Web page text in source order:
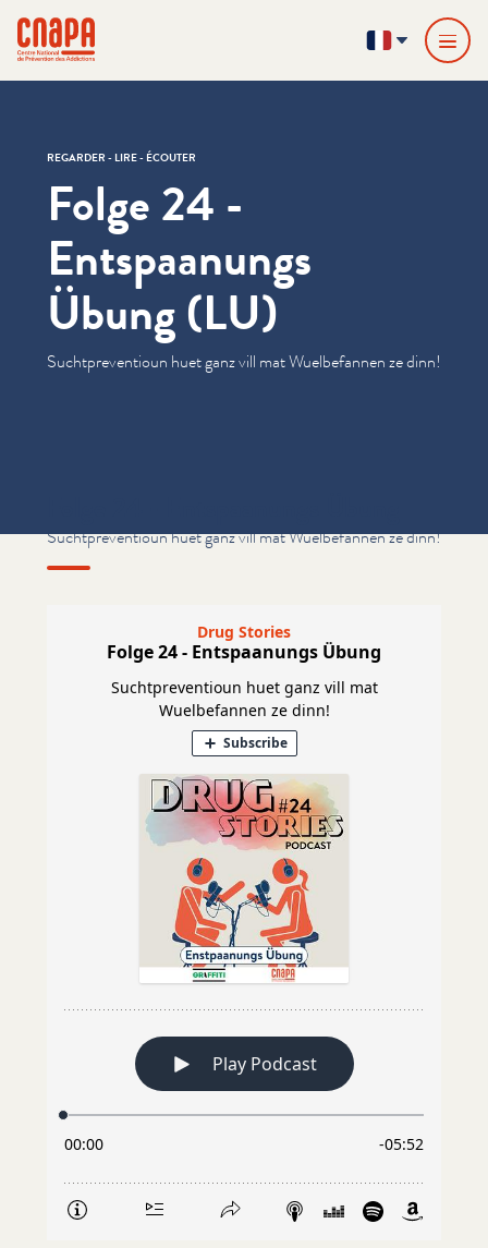
cnapa
FR
REGARDER - LIRE - ÉCOUTER
Folge 24 -
Entspaanungs
Übung (LU)
Sucht­pre­ven­tioun huet ganz vill mat Wuel­be­fan­nen ze dinn!
Suchtpreventioun huet ganz vill mat Wuelbefannen ze dinn!